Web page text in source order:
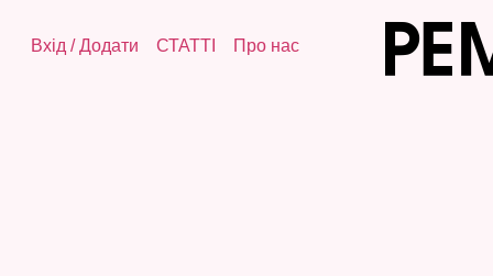
Вхід /Додати СТАТТІ Про нас